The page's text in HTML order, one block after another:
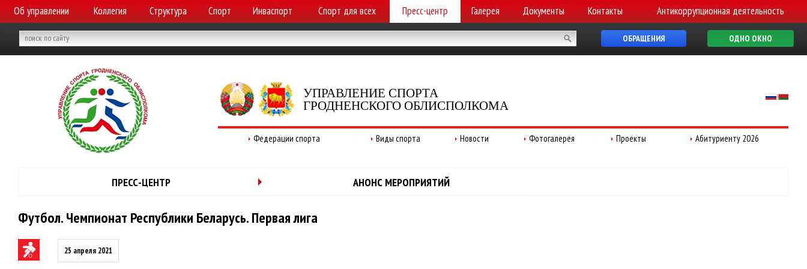
Об управлении Коллегия Структура Спорт Инваспорт Спорт для всех Пресс-центр Галерея Документы Контакты Антикоррупционная деятельность
ОБРАЩЕНИЯ ОДНО ОКНО
УПРАВЛЕНИЕ СПОРТА
ГРОДНЕНСКОГО ОБЛИСПОЛКОМА
Федерации спорта Виды спорта Новости Фотогалерея Проекты Абитуриенту 2026
ПРЕСС-ЦЕНТР АНОНС МЕРОПРИЯТИЙ
Футбол. Чемпионат Республики Беларусь. Первая лига
25 апреля 2021